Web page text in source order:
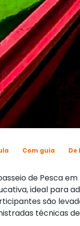
Com guia De
de Pesca
ideal para
são
técnicas